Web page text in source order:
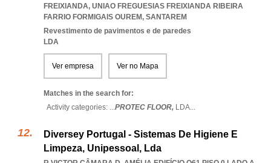
FREIXIANDA, UNIAO FREGUESIAS FREIXIANDA RIBEIRA
FARRIO FORMIGAIS OUREM, SANTAREM
Revestimento de pavimentos e de paredes
LDA
Ver empresa Ver no Mapa
Matches in the search for:
Activity categories: ...PROTEC FLOOR, LDA...
Diversey Portugal - Sistemas De Higiene E
Limpeza, Unipessoal, Lda